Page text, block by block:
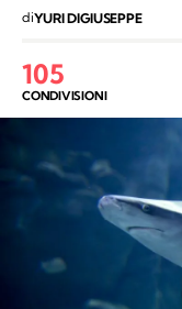
diYURI DIGIUSEPPE
105
CONDIVISIONI